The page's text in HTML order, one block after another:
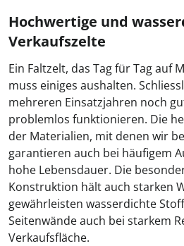
Hochwertige und
Verkaufszelte
Ein Faltzelt, das Tag für Tag auf
muss einiges aushalten.
mehreren Einsatzjahren noch
problemlos funktionieren. Die
der Materialien, mit denen wir
garantieren auch bei häufigem
hohe Lebensdauer. Die
Konstruktion hält auch starken
gewährleisten wasserdichte
Seitenwände auch bei starkem
Verkaufsfläche.